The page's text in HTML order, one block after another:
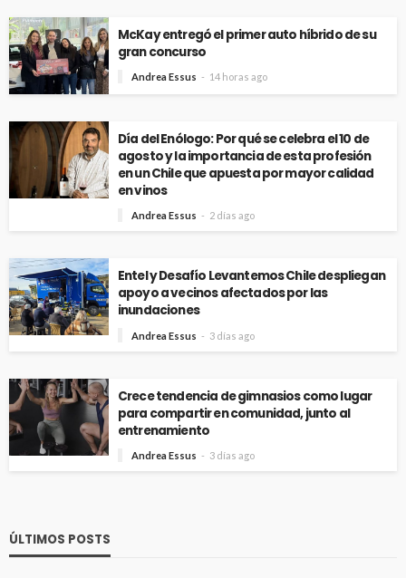
McKay entregó el primer auto híbrido de su
gran concurso
Andrea Essus 14 horas ago
Día del Enólogo: Por qué se celebra el 10 de
agosto y la importancia de esta profesión
en un Chile que apuesta por mayor calidad
en vinos
Andrea Essus 2 días ago
Entel y Desafío Levantemos Chile despliegan
apoyo a vecinos afectados por las
inundaciones
Andrea Essus 3 días ago
Crece tendencia de gimnasios como lugar
para compartir en comunidad, junto al
entrenamiento
Andrea Essus 3 días ago
ÚLTIMOS POSTS